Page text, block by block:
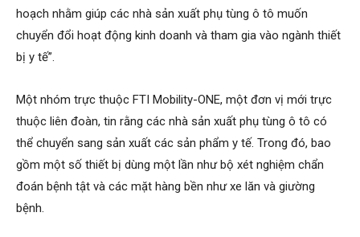
hoạch nhằm giúp các nhà sản xuất phụ tùng ô tô muốn
chuyển đổi hoạt động kinh doanh và tham gia vào ngành thiết
bị y tế”.
Một nhóm trực thuộc FTI Mobility-ONE, một đơn vị mới trực
thuộc liên đoàn, tin rằng các nhà sản xuất phụ tùng ô tô có
thể chuyển sang sản xuất các sản phẩm y tế. Trong đó, bao
gồm một số thiết bị dùng một lần như bộ xét nghiệm chẩn
đoán bệnh tật và các mặt hàng bền như xe lăn và giường
bệnh.